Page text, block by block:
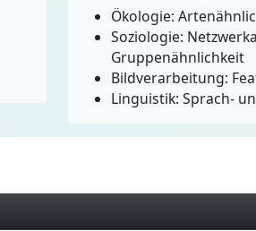
Ökologie:
Soziologie:
Gruppenähnlichkeit
Bildverarbeitung:
Linguistik: Sprach-